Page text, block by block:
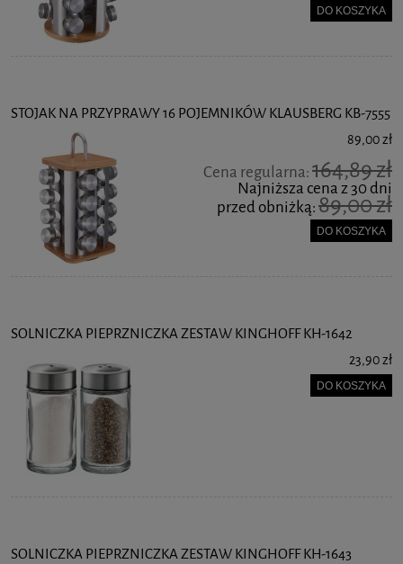
DO KOSZYKA
STOJAK NA PRZYPRAWY 16 POJEMNIKÓW KLAUSBERG KB-7555
89,00 zł
Cena regularna:164,89 zł
Najniższa cena z 30 dni
przed obniżką:89,00 zł
DO KOSZYKA
SOLNICZKA PIEPRZNICZKA ZESTAW KINGHOFF KH-1642
23,90 zł
DO KOSZYKA
SOLNICZKA PIEPRZNICZKA ZESTAW KINGHOFF KH-1643